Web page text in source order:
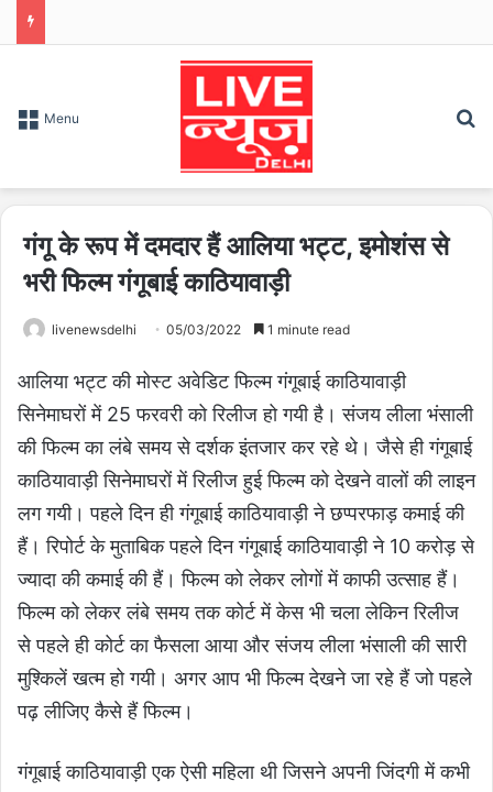
Menu
गंगू के रूप में दमदार हैं आलिया भट्ट, इमोशंस से
भरी फिल्म गंगूबाई काठियावाड़ी
livenewsdelhi 05/03/2022 1 minute read
आलिया भट्ट की मोस्ट अवेडिट फिल्म गंगूबाई काठियावाड़ी
सिनेमाघरों में 25 फरवरी को रिलीज हो गयी है। संजय लीला भंसाली
की फिल्म का लंबे समय से दर्शक इंतजार कर रहे थे। जैसे ही गंगूबाई
काठियावाड़ी सिनेमाघरों में रिलीज हुई फिल्म को देखने वालों की लाइन
लग गयी। पहले दिन ही गंगूबाई काठियावाड़ी ने छप्परफाड़ कमाई की
हैं। रिपोर्ट के मुताबिक पहले दिन गंगूबाई काठियावाड़ी ने 10 करोड़ से
ज्यादा की कमाई की हैं। फिल्म को लेकर लोगों में काफी उत्साह हैं।
फिल्म को लेकर लंबे समय तक कोर्ट में केस भी चला लेकिन रिलीज
से पहले ही कोर्ट का फैसला आया और संजय लीला भंसाली की सारी
मुश्किलें खत्म हो गयी। अगर आप भी फिल्म देखने जा रहे हैं जो पहले
पढ़ लीजिए कैसे हैं फिल्म।
गंगूबाई काठियावाड़ी एक ऐसी महिला थी जिसने अपनी जिंदगी में कभी